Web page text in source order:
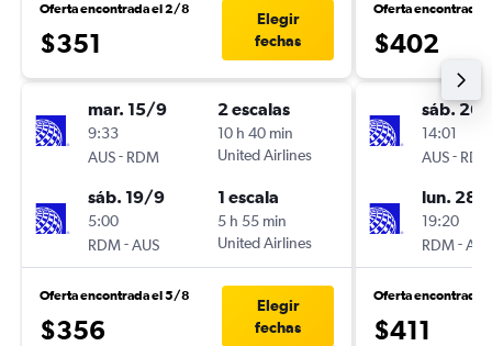
Oferta encontrada el 2/8
$351
Elegir
fechas
mar. 15/9
9:33
AUS- RDM
2 escalas
10 h 40 min
United Airlines
sáb. 19/9
5:00
RDM-AUS
1 escala
5 h 55 min
United Airlines
Oferta encontrada el 5/8
$356
Elegir
fechas
Oferta encontrada
$402
sáb.
14:01
AUS- RDM
lun. 28/
19:20
RDM-AUS
Oferta encontrada
$411